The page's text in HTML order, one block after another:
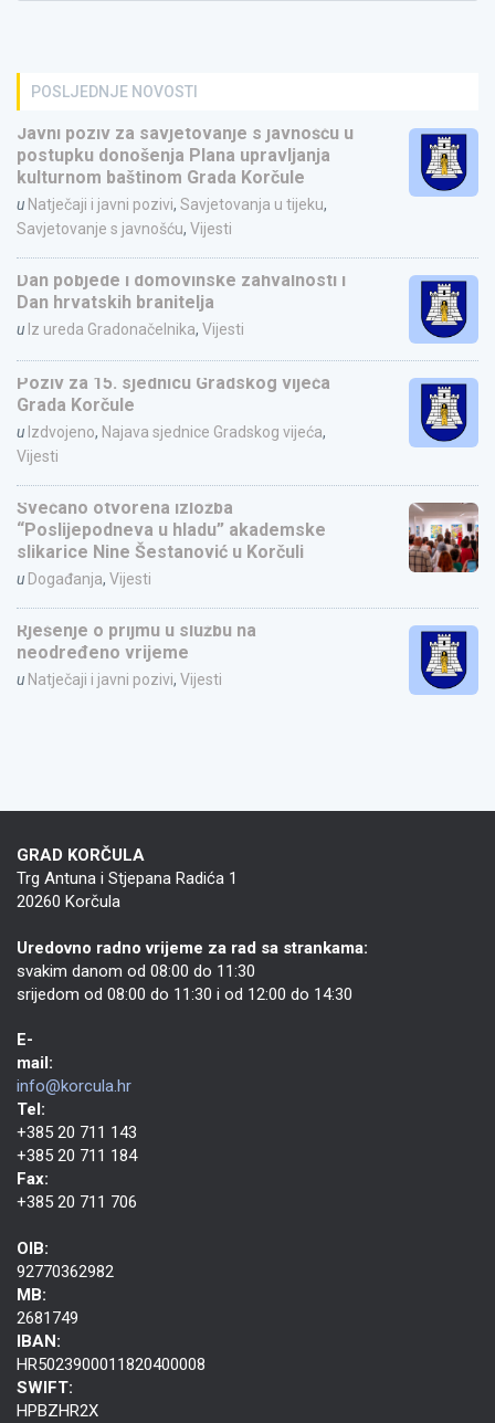
POSLJEDNJE NOVOSTI
Javni poziv za savjetovanje s javnošću u
postupku donošenja Plana upravljanja
kulturnom baštinom Grada Korčule
u Natječaji i javni pozivi, Savjetovanja u tijeku,
Savjetovanje s javnošću, Vijesti
Dan pobjede i domovinske zahvalnosti i
Dan hrvatskih branitelja
u Iz ureda Gradonačelnika, Vijesti
Poziv za 15. sjednicu Gradskog vijeća
Grada Korčule
u Izdvojeno, Najava sjednice Gradskog vijeća,
Vijesti
Svečano otvorena izložba
“Poslijepodneva u hladu” akademske
slikarice Nine Šestanović u Korčuli
u Događanja, Vijesti
Rješenje o prijmu u službu na
neodređeno vrijeme
u Natječaji i javni pozivi, Vijesti
GRAD KORČULA
Trg Antuna i Stjepana Radića 1
20260 Korčula
Uredovno radno vrijeme za rad sa strankama:
svakim danom od 08:00 do 11:30
srijedom od 08:00 do 11:30 i od 12:00 do 14:30
E-
mail:
info@korcula.hr
Tel:
+385 20 711 143
+385 20 711 184
Fax:
+385 20 711 706
OIB:
92770362982
MB:
2681749
IBAN:
HR5023900011820400008
SWIFT:
HPBZHR2X